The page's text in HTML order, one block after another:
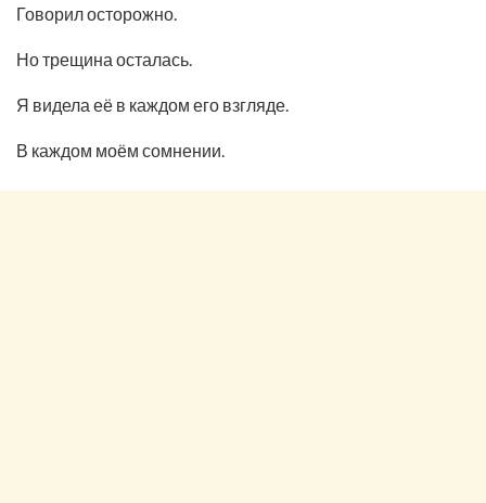
Говорил осторожно.
Но трещина осталась.
Я видела её в каждом его взгляде.
В каждом моём сомнении.